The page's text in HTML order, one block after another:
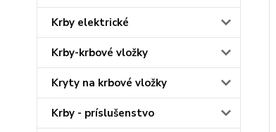
Krby elektrické
Krby-krbové vložky
Kryty na krbové vložky
Krby - príslušenstvo